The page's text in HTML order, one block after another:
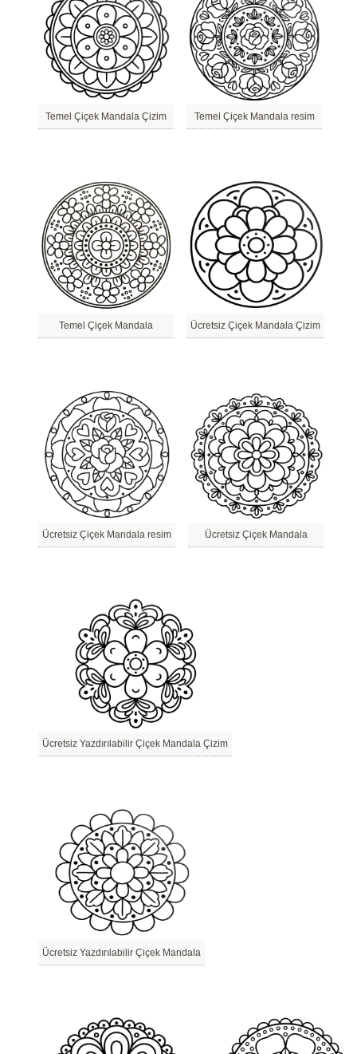
Temel Çiçek Mandala Çizim Temel Çiçek Mandala resim
Temel Çiçek Mandala Ücretsiz Çiçek Mandala Çizim
Ücretsiz Çiçek Mandala resim Ücretsiz Çiçek Mandala
Ücretsiz Yazdırılabilir Çiçek Mandala Çizim
Ücretsiz Yazdırılabilir Çiçek Mandala